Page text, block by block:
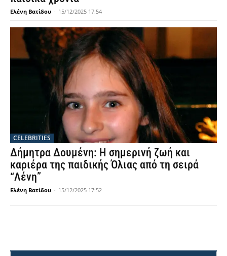
Ελένη Βατίδου - 15/12/2025 17:54
CELEBRITIES
Δήμητρα Δουμένη: Η σημερινή ζωή και
καριέρα της παιδικής Όλιας από τη σειρά
“Λένη”
Ελένη Βατίδου - 15/12/2025 17:52